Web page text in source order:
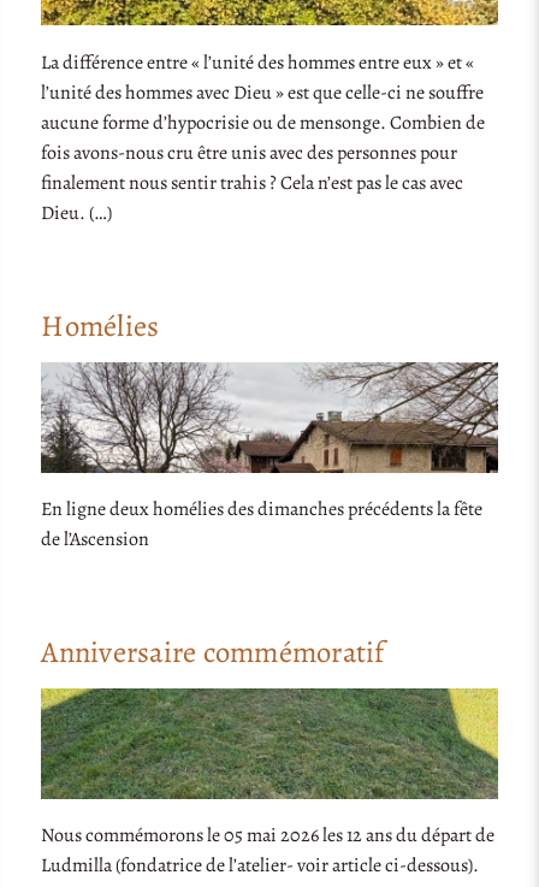
La différence entre « l’unité des hommes entre eux » et «
l’unité des hommes avec Dieu » est que celle-ci ne souffre
aucune forme d’hypocrisie ou de mensonge. Combien de
fois avons-nous cru être unis avec des personnes pour
finalement nous sentir trahis ? Cela n’est pas le cas avec
Dieu. (…)
Homélies
En ligne deux homélies des dimanches précédents la fête
de l’Ascension
Anniversaire commémoratif
Nous commémorons le 05 mai 2026 les 12 ans du départ de
Ludmilla (fondatrice de l’atelier- voir article ci-dessous).